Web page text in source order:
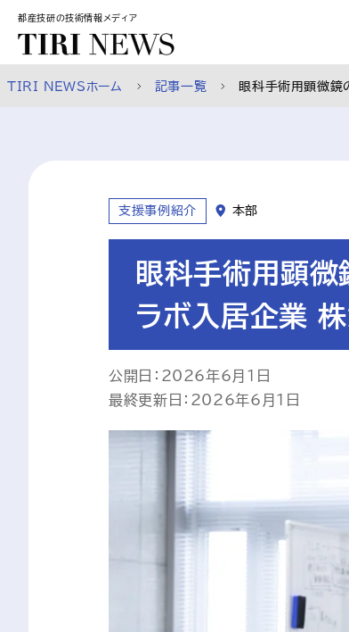
スキップして本文へ
都産技研の技術情報メディア
TIRI NEWSホーム 記事一覧 眼科手術用顕微鏡
支援事例紹介 本部
眼科手術用顕
ラボ入居企業
公開日：2026年6月1日
最終更新日：2026年6月1日